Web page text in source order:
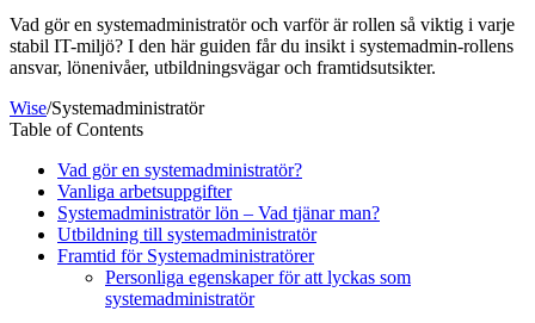
Vad gör en systemadministratör och varför är rollen så viktig i varje
stabil IT-miljö? I den här guiden får du insikt i systemadmin-rollens
ansvar, lönenivåer, utbildningsvägar och framtidsutsikter.
Wise/Systemadministratör
Table of Contents
Vad gör en systemadministratör?
Vanliga arbetsuppgifter
Systemadministratör lön – Vad tjänar man?
Utbildning till systemadministratör
Framtid för Systemadministratörer
Personliga egenskaper för att lyckas som
systemadministratör